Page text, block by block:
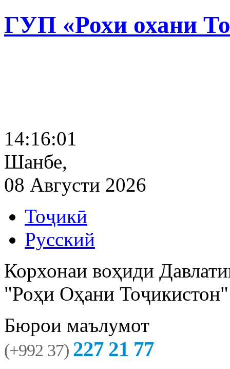
ГУП «Рохи охани
14:16:02
Шанбе,
08 Августи 2026
Тоҷикӣ
Русский
Корхонаи воҳиди
"Роҳи Оҳани Тоҷикистон"
Бюрои маълумот
(+992 37) 227 21 77